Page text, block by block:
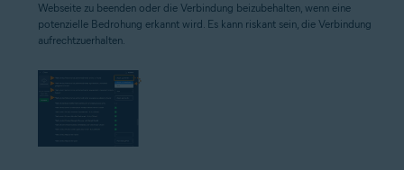
Webseite zu beenden oder die Verbindung beizubehalten, wenn eine
potenzielle Bedrohung erkannt wird. Es kann riskant sein, die Verbindung
aufrechtzuerhalten.